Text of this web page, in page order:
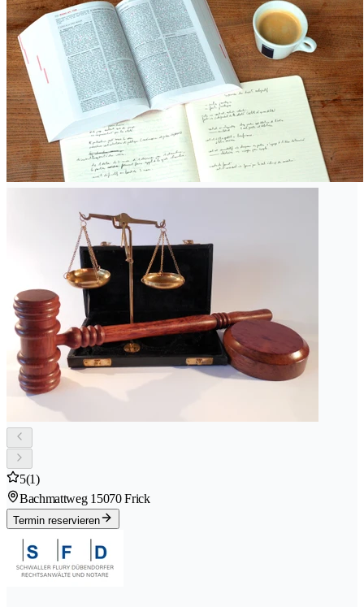
5(1)
Bachmattweg 1 5070 Frick
Termin reservieren